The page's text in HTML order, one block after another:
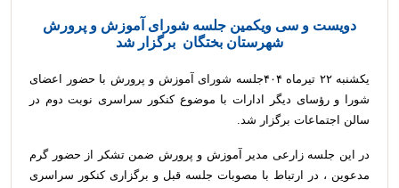
دویست و سی ویکمین جلسه شورای آموزش و پرورش
شهرستان بختگان برگزار شد
یکشنبه ۲۲ تیرماه ۴۰۴جلسه شورای آموزش و پرورش با حضور اعضای
شورا و رؤسای دیگر ادارات با موضوع کنکور سراسری نوبت دوم در
سالن اجتماعات برگزار شد.
در این جلسه زارعی مدیر آموزش و پرورش ضمن تشکر از حضور گرم
مدعوین ، در ارتباط با مصوبات جلسه قبل و برگزاری کنکور سراسری